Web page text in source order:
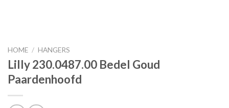
HOME / HANGERS
Lilly 230.0487.00 Bedel Goud
Paardenhoofd